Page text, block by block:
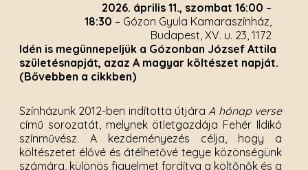
2026. április 11., szombat 16:00 –
18:30 – Gózon Gyula Kamaraszínház,
Budapest, XV. u. 23, 1172
Idén is megünnepeljük a Gózonban József Attila
születésnapját, azaz A magyar költészet napját.
(Bővebben a cikkben)
Színházunk 2012-ben indította útjáraA hónap verse
című sorozatát, melynek ötletgazdája Fehér Ildikó
színművész. A kezdeményezés célja, hogy a
költészetet élővé és átélhetővé tegye közönségünk
számára, különös figyelmet fordítva a költőnők és a